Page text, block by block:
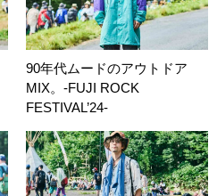
90年代ムードのアウトドア
MIX。-FUJI ROCK
FESTIVAL’24-